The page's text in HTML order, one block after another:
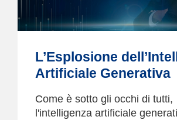
L’Esplosione
Artificiale Generativa
Come è sotto gli occhi di tutti,
l'intelligenza artificiale